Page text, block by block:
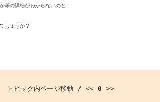
等の詳細がわからないのと、
しょうか？
トピック内ページ移動 / << 0 >>